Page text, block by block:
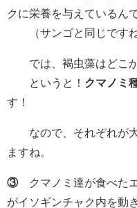
クに栄養を与えているん
（サンゴと同じです
では、褐虫藻はどこか
というと！ クマノミ
す！
なので、それぞれが大
ますね。
③クマノミ達が食べたエ
がイソギンチャク内を動